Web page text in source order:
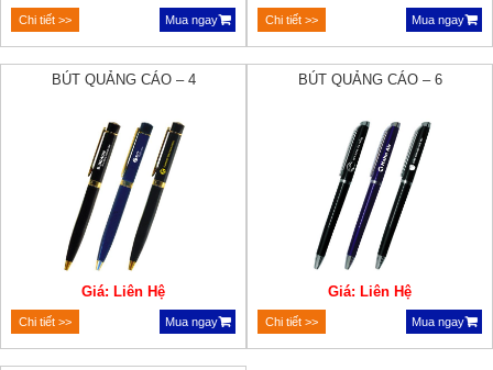
Chi tiết >> Mua ngay Chi tiết >> Mua ngay
BÚT QUẢNG CÁO – 4
Giá: Liên Hệ
Chi tiết >> Mua ngay
BÚT QUẢNG CÁO – 6
Giá: Liên Hệ
Chi tiết >> Mua ngay